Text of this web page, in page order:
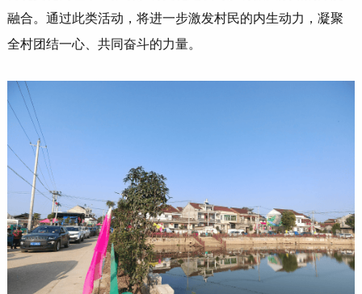
融合。通过此类活动，将进一步激发村民的内生动力，凝聚
全村团结一心、共同奋斗的力量。